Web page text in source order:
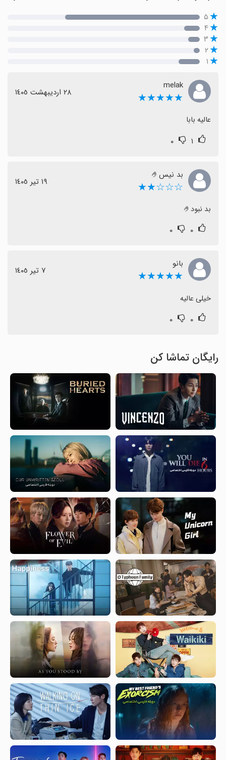
۵
۴
۳
۲
۱
melak
★★★★★ ٢٨ اردیبهشت ١٤٠٥
عالیه بابا
۱ ۰
بد نیس🤌
☆☆☆★★ ١٩ تیر ١٤٠٥
بد نبود🤌
۰ ۰
بانو
★★★★★ ٧ تیر ١٤٠٥
خیلی عالیه
۰ ۰
رایگان تماشا کن